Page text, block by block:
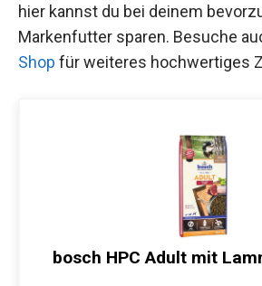
hier kannst du bei deinem
Markenfutter sparen. Besuche
Shop für weiteres hochwertiges
bosch HPC Adult mit